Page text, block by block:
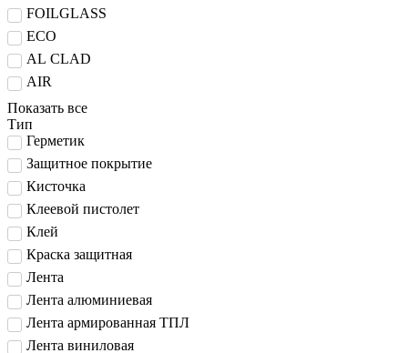
FOILGLASS
ECO
AL CLAD
AIR
Показать все
Тип
Герметик
Защитное покрытие
Кисточка
Клеевой пистолет
Клей
Краска защитная
Лента
Лента алюминиевая
Лента армированная ТПЛ
Лента виниловая